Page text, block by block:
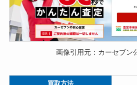
画像引用元：カーセブン
買取方法